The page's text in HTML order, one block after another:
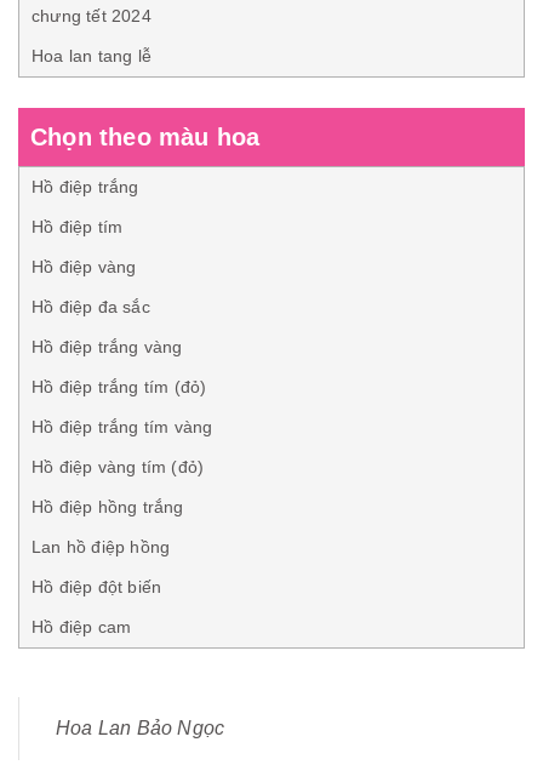
chưng tết 2024
Hoa lan tang lễ
Chọn theo màu hoa
Hồ điệp trắng
Hồ điệp tím
Hồ điệp vàng
Hồ điệp đa sắc
Hồ điệp trắng vàng
Hồ điệp trắng tím (đỏ)
Hồ điệp trắng tím vàng
Hồ điệp vàng tím (đỏ)
Hồ điệp hồng trắng
Lan hồ điệp hồng
Hồ điệp đột biến
Hồ điệp cam
Hoa Lan Bảo Ngọc